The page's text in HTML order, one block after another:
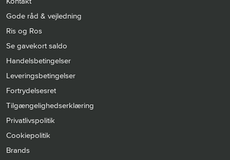
Gode råd & vejledning
Ris og Ros
Se gavekort saldo
Handelsbetingelser
Leveringsbetingelser
Fortrydelsesret
Tilgængelighedserklæring
Privatlivspolitik
Cookiepolitik
Brands